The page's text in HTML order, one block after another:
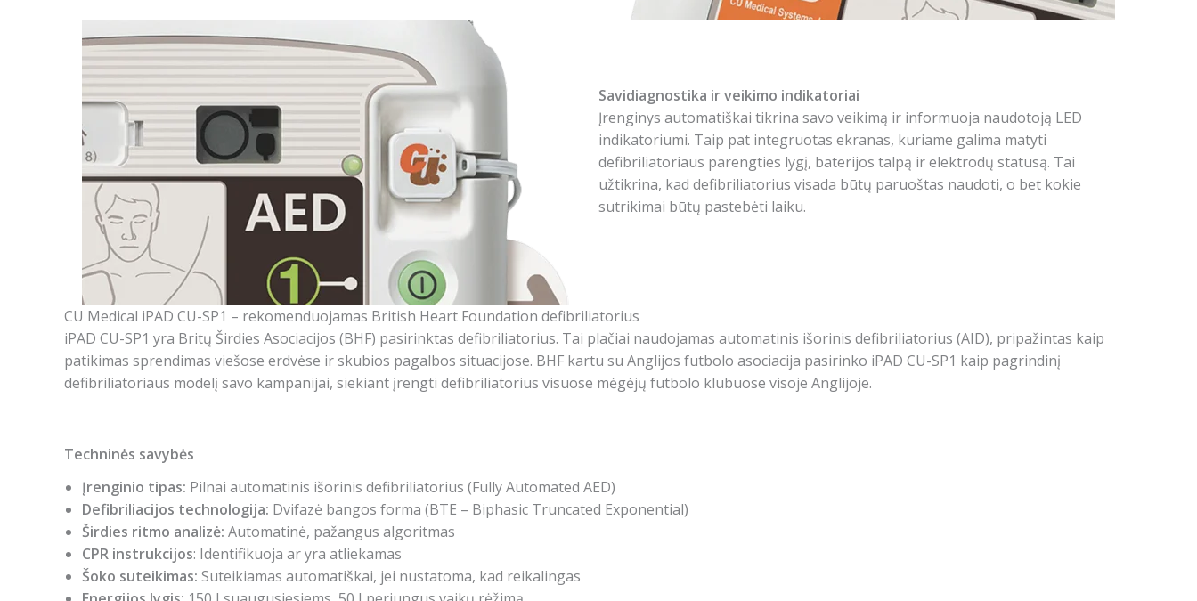
Savidiagnostika ir veikimo indikatoriai
Įrenginys automatiškai tikrina savo veikimą ir informuoja naudotoją LED
indikatoriumi. Taip pat integruotas ekranas, kuriame galima matyti
defibriliatoriaus parengties lygį, baterijos talpą ir elektrodų statusą. Tai
užtikrina, kad defibriliatorius visada būtų paruoštas naudoti, o bet kokie
sutrikimai būtų pastebėti laiku.
CU Medical iPAD CU-SP1 – rekomenduojamas British Heart Foundation defibriliatorius
iPAD CU-SP1 yra Britų Širdies Asociacijos (BHF) pasirinktas defibriliatorius. Tai plačiai naudojamas automatinis išorinis defibriliatorius (AID), pripažintas kaip
patikimas sprendimas viešose erdvėse ir skubios pagalbos situacijose. BHF kartu su Anglijos futbolo asociacija pasirinko iPAD CU-SP1 kaip pagrindinį
defibriliatoriaus modelį savo kampanijai, siekiant įrengti defibriliatorius visuose mėgėjų futbolo klubuose visoje Anglijoje.
Techninės savybės
Įrenginio tipas: Pilnai automatinis išorinis defibriliatorius (Fully Automated AED)
Defibriliacijos technologija: Dvifazė bangos forma (BTE – Biphasic Truncated Exponential)
Širdies ritmo analizė: Automatinė, pažangus algoritmas
CPR instrukcijos: Identifikuoja ar yra atliekamas
Šoko suteikimas: Suteikiamas automatiškai, jei nustatoma, kad reikalingas